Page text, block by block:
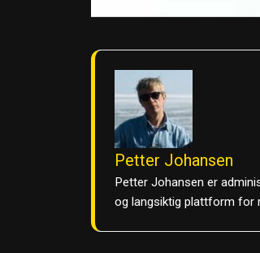
Petter Johansen
Petter Johansen er
og langsiktig plattform for